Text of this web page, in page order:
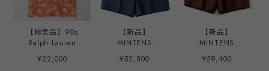
【極美品】90s
Ralph Lauren
special rayon
open collar shirt
¥22,000
【新品】
MINTENS
Vintage made in
ENGLAND Fabric
¥52,800
【新品】
MINTENS
SPENCE BRYSON
Irish Linen made
¥59,400